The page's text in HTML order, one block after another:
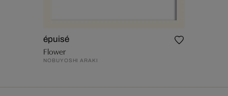
épuisé
Flower
NOBUYOSHI ARAKI